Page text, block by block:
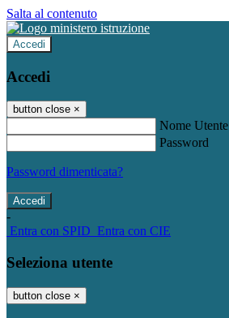
Salta al contenuto
Accedi
Accedi
button close ×
Nome Utente
Password
Password dimenticata?
-
Entra con SPID Entra con CIE
Seleziona utente
button close ×